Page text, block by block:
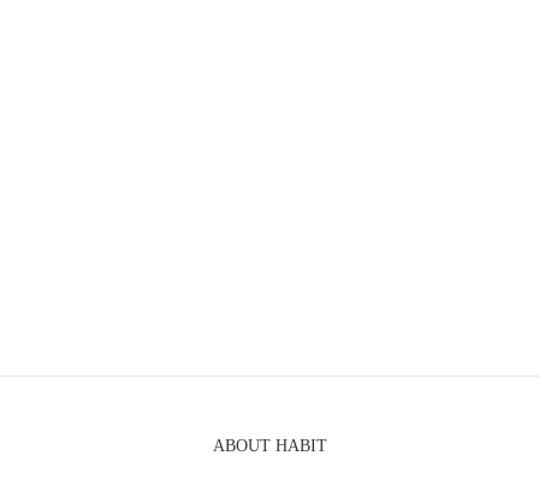
ABOUT HABIT